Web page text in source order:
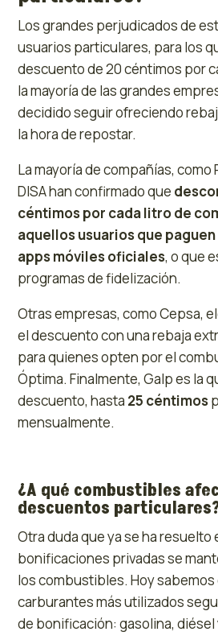
Los grandes perjudicados de
usuarios particulares, para los
descuento de 20 céntimos por
la mayoría de las grandes
decidido seguir ofreciendo
la hora de repostar.
La mayoría de compañías, como
DISA han confirmado que
céntimos por cada litro de
aquellos usuarios que paguen
apps móviles oficiales, o que
programas de fidelización.
Otras empresas, como Cepsa,
el descuento con una rebaja
para quienes opten por el
Óptima. Finalmente, Galp es la
descuento, hasta 25 céntimos
mensualmente.
¿A qué combustibles
descuentos
Otra duda que ya se ha resuelto
bonificaciones privadas se
los combustibles. Hoy
carburantes más utilizados
de bonificación: gasolina, diésel